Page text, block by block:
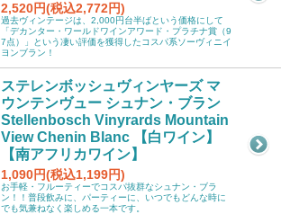
2,520円(税込2,772円)
過去ヴィンテージは、2,000円台半ばという価格にして
「デカンター・ワールドワインアワード・プラチナ賞（9
7点）」という凄い評価を獲得したコスパ系ソーヴィニイ
ヨンブラン！
ステレンボッシュヴィンヤーズ マ
ウンテンヴュー シュナン・ブラン
Stellenbosch Vinyrards Mountain
View Chenin Blanc 【白ワイン】
【南アフリカワイン】
1,090円(税込1,199円)
お手軽・フルーティーでコスパ抜群なシュナン・ブラ
ン！！普段飲みに、パーティーに、いつでもどんな時に
でも気兼ねなく楽しめる一本です。